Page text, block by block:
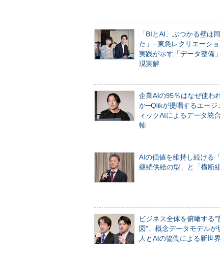
「BIとAI、ぶつかる壁は
た」─東急レクリエーシ
実践が示す「データ整備
現実解
企業AIの95％はなぜ使わ
か─Qlikが提唱するエージ
ィックAIによるデータ統
軸
AIの価値を維持し続ける
継続供給の型」と「横断
ビジネス全体を俯瞰する“
図”、概念データモデルが
人とAIの協働による新世